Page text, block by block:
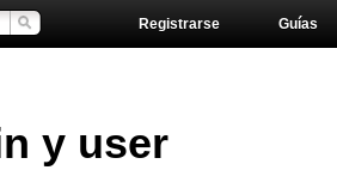
Guías
Registrarse
y user